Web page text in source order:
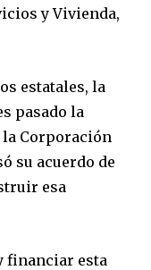
y Vivienda,
estatales, la
pasado la
la Corporación
su acuerdo de
esa
financiar esta